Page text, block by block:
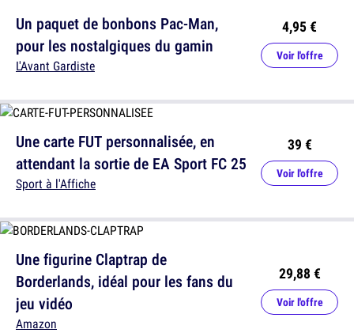
Un paquet de bonbons Pac-Man,
pour les nostalgiques du gamin
L'Avant Gardiste
4,95 €
Voir l'offre
Une figurine Claptrap de
Borderlands, idéal pour les fans du
jeu vidéo
Amazon
29,88 €
Voir l'offre
Une carte FUT personnalisée, en
attendant la sortie de EA Sport FC 25
Sport à l'Affiche
39 €
Voir l'offre